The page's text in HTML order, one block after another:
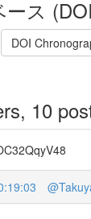
ス
DOI
10